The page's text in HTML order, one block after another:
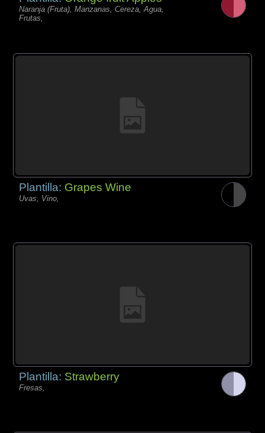
Naranja (Fruta), Manzanas, Cereza, Agua,
Frutas,
Plantilla: Grapes Wine
Uvas, Vino,
Plantilla: Strawberry
Fresas,